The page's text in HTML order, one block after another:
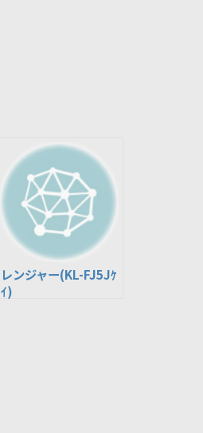
レンジャー(KL-FJ5Jｹ
ｲ)